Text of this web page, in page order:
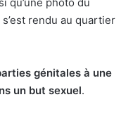
qu’une photo du
s’est rendu au quartier
génitales à une
un but sexuel.